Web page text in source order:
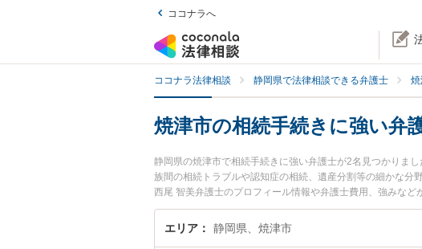
ココナラへ
ココナラ法律相談 静岡県で法律相談できる弁護士
焼津市の相続手続きに強い弁
静岡県の焼津市で相続手続きに強い弁護士が2名見つかりま
族間の相続トラブルや認知症の相続、遺産分割等の細かな分
西尾 智美弁護士のプロフィール情報や弁護士費用、強みな
続手続きのトラブル解決の実績豊富な近くの弁護士を検索
におすすめです。
エリア 静岡県、焼津市